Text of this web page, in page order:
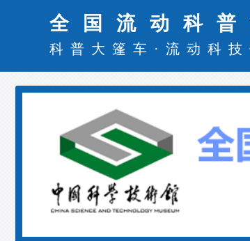
全国流动科
科普大篷车 · 流动科技